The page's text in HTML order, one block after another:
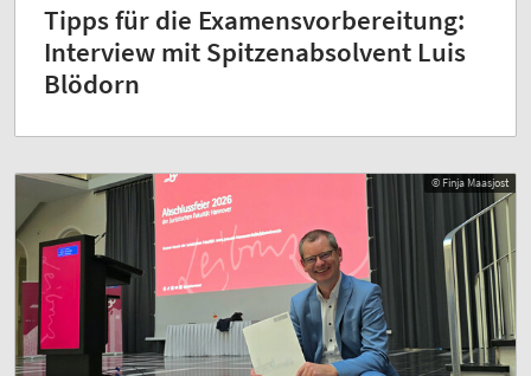
Tipps für die Examensvorbereitung:
Interview mit Spitzenabsolvent Luis
Blödorn
© Finja Maasjost